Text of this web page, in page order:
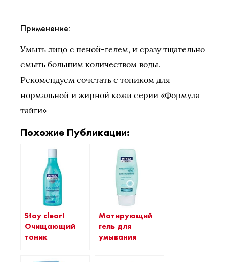
Применение:
Умыть лицо с пеной-гелем, и сразу тщательно
смыть большим количеством воды.
Рекомендуем сочетать с тоником для
нормальной и жирной кожи серии «Формула
тайги»
Похожие Публикации:
Stay clear!
Очищающий
тоник
Матирующий
гель для
умывания